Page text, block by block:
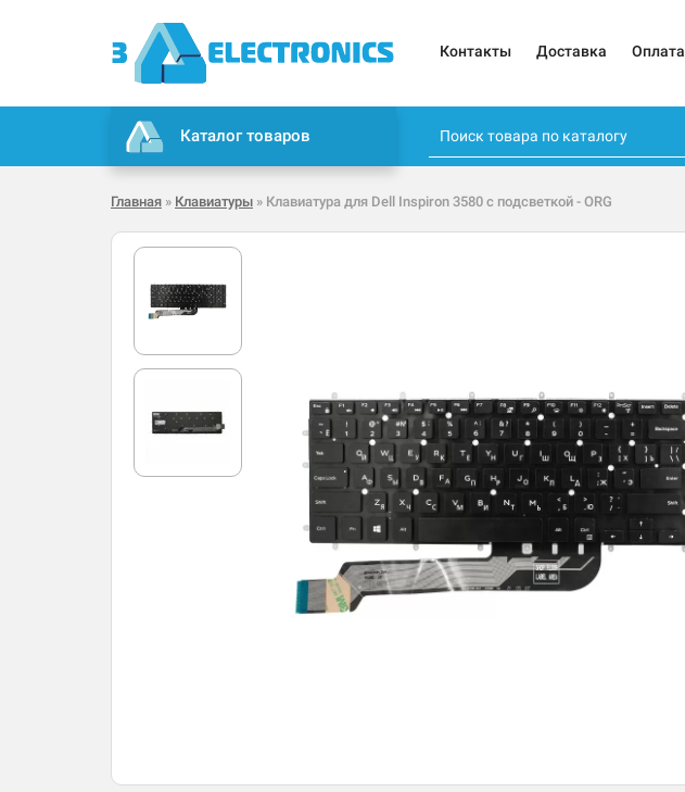
Контакты Доставка Оплата
Каталог товаров
Главная » Клавиатуры » Клавиатура для Dell Inspiron 3580 с подсветкой - ORG